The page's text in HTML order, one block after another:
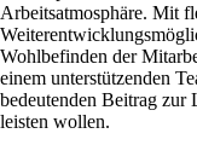
Arbeitsatmosphäre. Mit
Wohlbefinden der
einem unterstützenden
bedeutenden Beitrag zur
leisten wollen.